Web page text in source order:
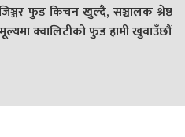
जिञ्जर फुड किचन खुल्दै, सञ्चालक श्रेष्ठ
क्वालिटीको फुड हामी खुवाउँछौं